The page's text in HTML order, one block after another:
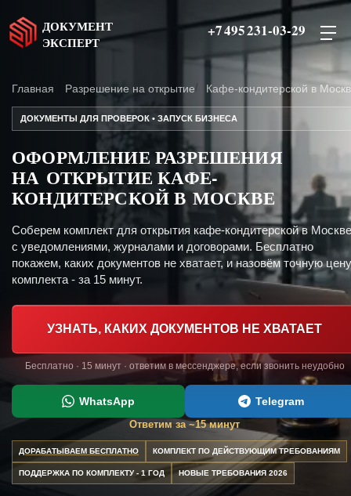
ДОКУМЕНТ
ЭКСПЕРТ
+7 495 231-03-29
Главная Разрешение на открытие Кафе-кондитерской в
ДОКУМЕНТЫ ДЛЯ ПРОВЕРОК • ЗАПУСК БИЗНЕСА
ОФОРМЛЕНИЕ РАЗРЕШЕНИЯ
НА ОТКРЫТИЕ КАФЕ-
КОНДИТЕРСКОЙ В МОСКВЕ
Соберем комплект для открытия кафе-кондитерской в Москве
с уведомлениями, журналами и договорами. Бесплатно
покажем, каких документов не хватает, и назовём точную цену
комплекта - за 15 минут.
УЗНАТЬ, КАКИХ ДОКУМЕНТОВ НЕ ХВАТАЕТ
Бесплатно · 15 минут · ответим в мессенджере, если звонить неудобно
WhatsApp Telegram
Ответим за ~15 минут
ДОРАБАТЫВАЕМ БЕСПЛАТНО КОМПЛЕКТ ПО ДЕЙСТВУЮЩИМ ТРЕБОВАНИЯМ
ПОДДЕРЖКА ПО КОМПЛЕКТУ - 1 ГОД НОВЫЕ ТРЕБОВАНИЯ 2026